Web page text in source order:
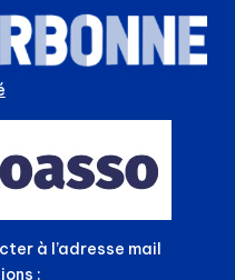
à l’adresse mail
: